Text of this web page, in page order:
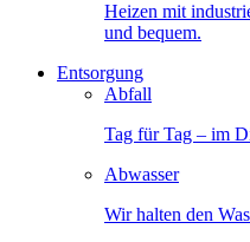
Heizen mit
und bequem.
Entsorgung
Abfall
Tag für Tag – im
Abwasser
Wir halten den